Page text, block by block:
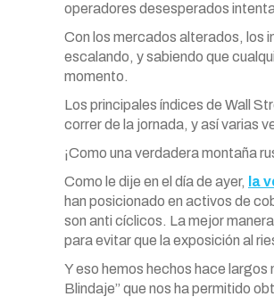
operadores desesperados
Con los mercados alterados, los
escalando, y sabiendo que
momento.
Los principales índices de Wall
correr de la jornada, y así varias
¡Como una verdadera montaña
Como le dije en el día de ayer, la
han posicionado en activos de
son anti cíclicos. La mejor
para evitar que la exposición al
Y eso hemos hechos hace largos
Blindaje” que nos ha permitido